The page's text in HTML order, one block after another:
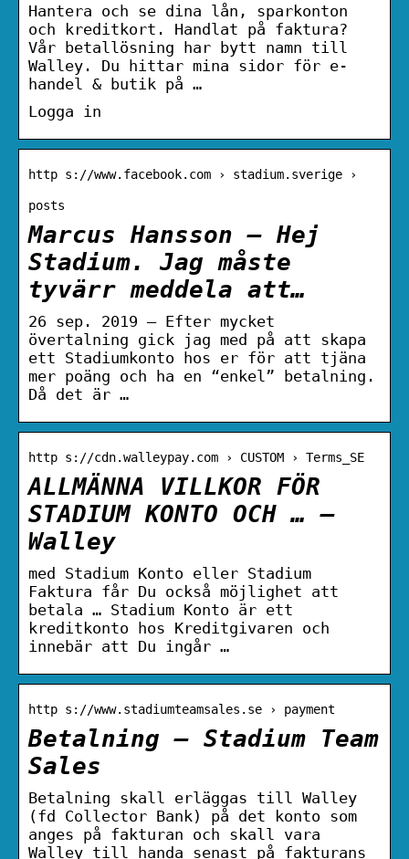
Hantera och se dina lån, sparkonton
och kreditkort. Handlat på faktura?
Vår betallösning har bytt namn till
Walley. Du hittar mina sidor för e-
handel & butik på …
Logga in
http s://www.facebook.com › stadium.sverige ›
posts
Marcus Hansson – Hej
Stadium. Jag måste
tyvärr meddela att…
26 sep. 2019 — Efter mycket
övertalning gick jag med på att skapa
ett Stadiumkonto hos er för att tjäna
mer poäng och ha en “enkel” betalning.
Då det är …
http s://cdn.walleypay.com › CUSTOM › Terms_SE
ALLMÄNNA VILLKOR FÖR
STADIUM KONTO OCH … –
Walley
med Stadium Konto eller Stadium
Faktura får Du också möjlighet att
betala … Stadium Konto är ett
kreditkonto hos Kreditgivaren och
innebär att Du ingår …
http s://www.stadiumteamsales.se › payment
Betalning – Stadium Team
Sales
Betalning skall erläggas till Walley
(fd Collector Bank) på det konto som
anges på fakturan och skall vara
Walley till handa senast på fakturans